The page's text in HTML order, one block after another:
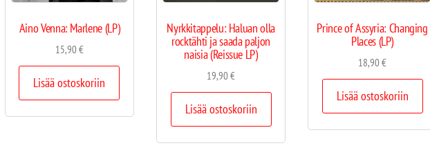
Aino Venna: Marlene (LP)
15,90€
Lisää ostoskoriin
Nyrkkitappelu: Haluan olla
rocktähti ja saada paljon
naisia (Reissue LP)
19,90€
Lisää ostoskoriin
Prince of Assyria: Changing
Places (LP)
18,90€
Lisää ostoskoriin